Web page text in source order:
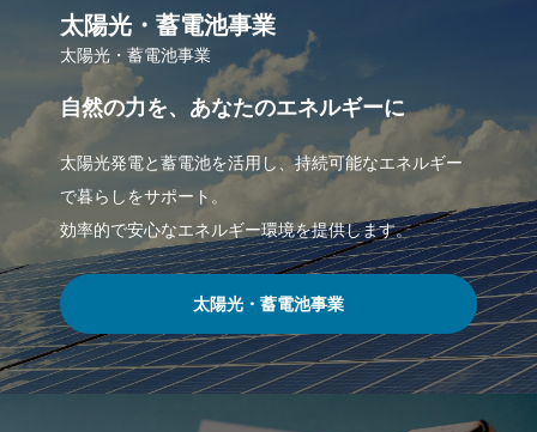
太陽光・蓄電池事業
太陽光・蓄電池事業
自然の力を、あなたのエネルギーに
太陽光発電と蓄電池を活用し、持続可能なエネルギー
で暮らしをサポート。
効率的で安心なエネルギー環境を提供します。
太陽光・蓄電池事業